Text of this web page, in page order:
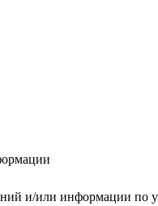
и/или информации по